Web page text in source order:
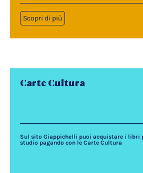
Scopri di più
Carte Cultura
Sul sito Giappichelli puoi acquistare i libri
studio pagando con le Carte Cultura